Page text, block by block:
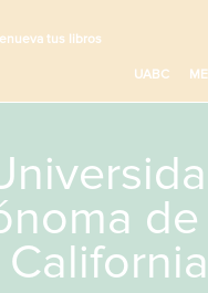
tus libros
UABC
de
California